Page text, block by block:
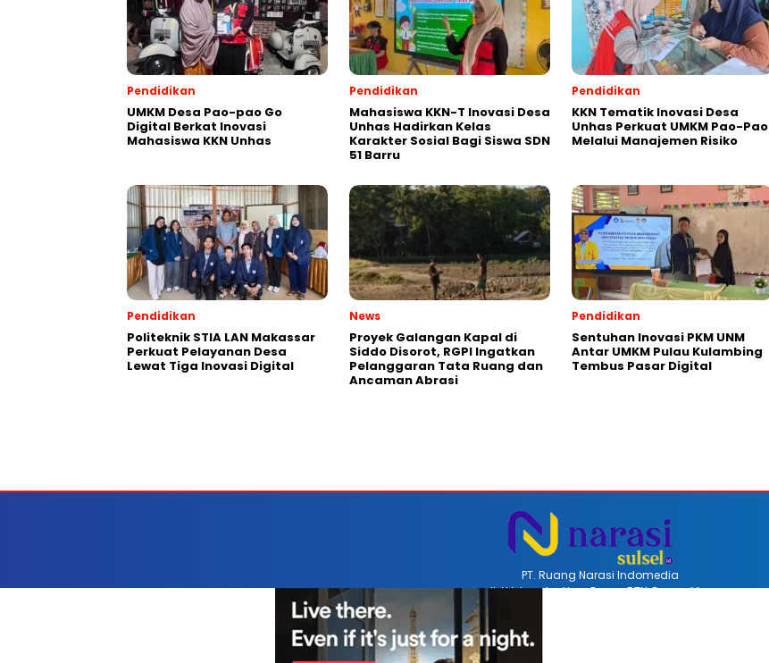
Pendidikan
UMKM Desa Pao-pao Go
Digital Berkat Inovasi
Mahasiswa KKN Unhas
Pendidikan
Mahasiswa KKN-T Inovasi Desa
Unhas Hadirkan Kelas
Karakter Sosial Bagi Siswa SDN
51 Barru
Pendidikan
KKN Tematik Inovasi Desa
Unhas Perkuat UMKM Pao-Pao
Melalui Manajemen Risiko
Pendidikan
Politeknik STIA LAN Makassar
Perkuat Pelayanan Desa
Lewat Tiga Inovasi Digital
News
Proyek Galangan Kapal di
Siddo Disorot, RGPI Ingatkan
Pelanggaran Tata Ruang dan
Ancaman Abrasi
Pendidikan
Sentuhan Inovasi PKM UNM
Antar UMKM Pulau Kulambing
Tembus Pasar Digital
PT. Ruang Narasi Indomedia
Jl. H Iskandar Unru Perum BTN Coppo Mas
Telp +62 852-4470-8514